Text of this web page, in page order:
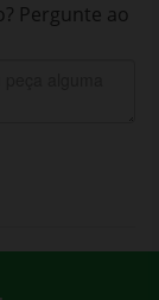
Pergunte ao